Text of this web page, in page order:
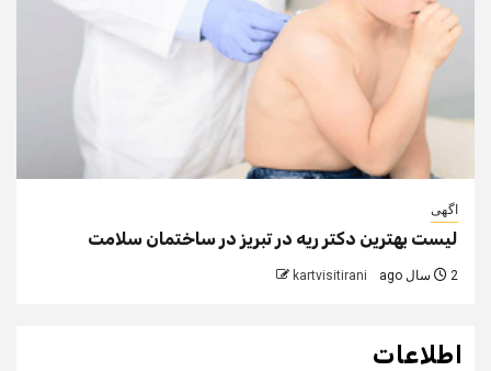
اگهی
لیست بهترین دکتر ریه در تبریز در ساختمان سلامت
2 سال ago kartvisitirani
اطلاعات